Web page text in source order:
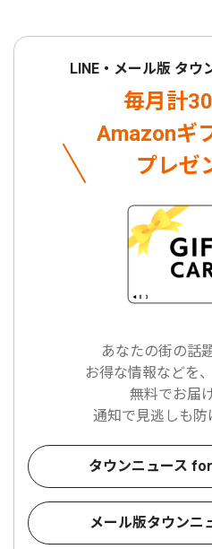
LINE・メール版 タウ
毎月計
Amazonギ
プレゼ
あなたの街の話
お得な情報などを
無料でお届
通知で見逃しも防
タウンニュース
メール版タウンニ